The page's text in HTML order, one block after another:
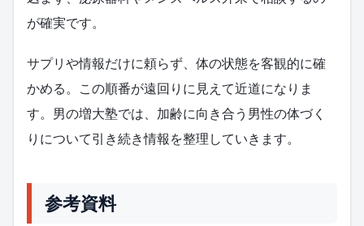
が確実です。
サプリや情報だけに頼らず、体の状態を客観的に確
かめる。この順番が遠回りに見えて近道になりま
す。男の増大塾では、加齢に向き合う男性の体づく
りについて引き続き情報を整理していきます。
参考資料